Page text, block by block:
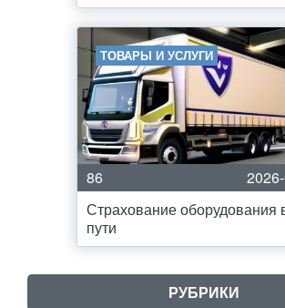
ТОВАРЫ И УСЛУГИ
86
Страхование оборудования
пути
РУБРИКИ